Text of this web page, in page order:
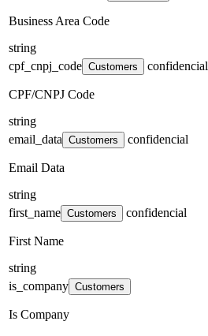
Business Area Code
string
cpf_cnpj_code Customers confidencial
CPF/CNPJ Code
string
email_data Customers confidencial
Email Data
string
first_name Customers confidencial
First Name
string
is_company Customers
Is Company